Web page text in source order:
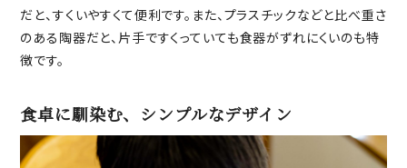
だと、すくいやすくて便利です。また、プラスチックなどと比べ重さ
のある陶器だと、片手ですくっていても食器がずれにくいのも特
徴です。
食卓に馴染む、シンプルなデザイン